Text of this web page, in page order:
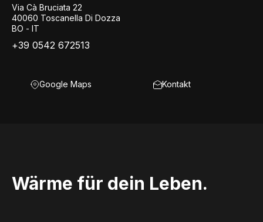
Via Cà Bruciata 22
40060 Toscanella Di Dozza
BO - IT
+39 0542 672513
Google Maps Kontakt
Wärme für dein Leben.